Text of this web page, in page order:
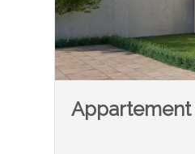
Appartement